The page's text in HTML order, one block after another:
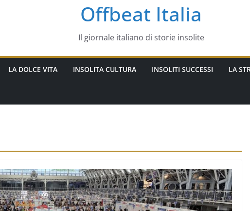
Offbeat Italia
Il giornale italiano di storie insolite
LA DOLCE VITA INSOLITA CULTURA INSOLITI SUCCESSI LA